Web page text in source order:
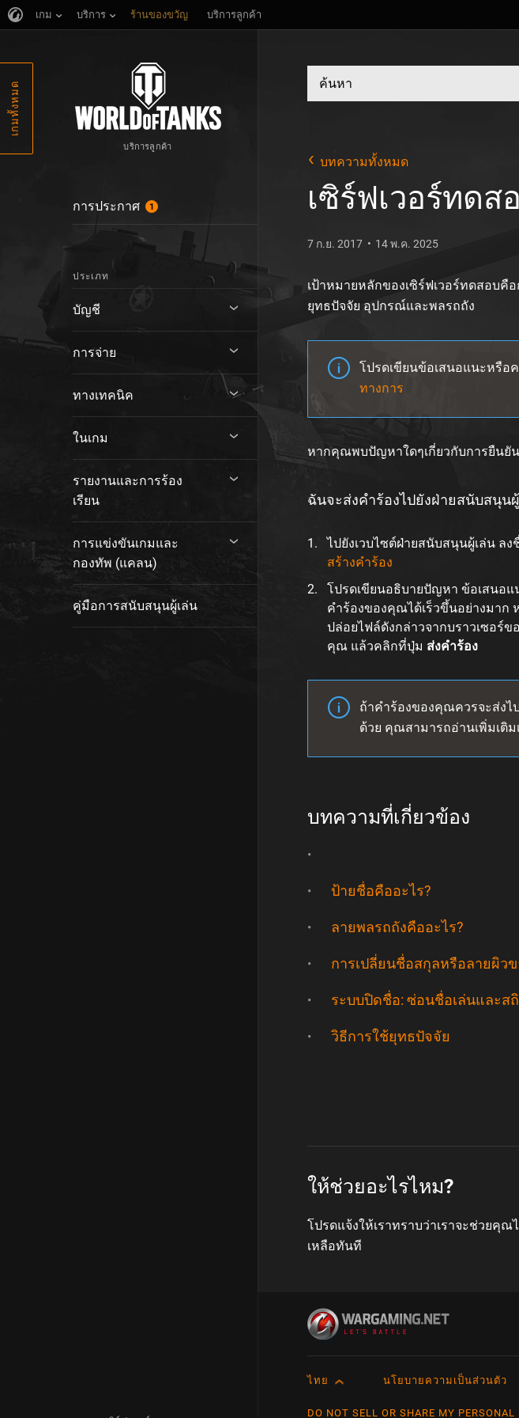
เกม บริการ ร้านของขวัญ บริการลูกค้า
เกมทั้งหมด
บริการลูกค้า
การประกาศ 1
ประเภท
บัญชี
การจ่าย
ทางเทคนิค
ในเกม
รายงานและการร้อง
เรียน
การแข่งขันเกมและ
กองทัพ (แคลน)
คู่มือการสนับสนุนผู้เล่น
บทความทั้งหมด
เซิร์ฟเวอร์ทดส
7 ก.ย. 2017 14 พ.ค. 2025
เป้าหมายหลักของเซิร์ฟเวอร์ทดสอบคื
ยุทธปัจจัย อุปกรณ์และพลรถถัง
โปรดเขียนข้อเสนอแนะหรือ
ทางการ
หากคุณพบปัญหาใดๆเกี่ยวกับการยืนยั
ฉันจะส่งคำร้องไปยังฝ่ายสนับสนุน
ไปยังเวบไซต์ฝ่ายสนับสนุนผู้เล่น ล
สร้างคำร้อง
โปรดเขียนอธิบายปัญหา ข้อเสนอ
คำร้องของคุณได้เร็วขึ้นอย่างมาก
ปล่อยไฟล์ดังกล่าวจากบราวเซอร์
คุณ แล้วคลิกที่ปุ่ม ส่งคำร้อง
ถ้าคำร้องของคุณควรจะส่งไ
ด้วย คุณสามารถอ่านเพิ่มเติ
บทความที่เกี่ยวข้อง
ป้ายชื่อคืออะไร?
ลายพลรถถังคืออะไร?
การเปลี่ยนชื่อสกุลหรือลายผิว
ระบบปิดชื่อ: ซ่อนชื่อเล่นและส
วิธีการใช้ยุทธปัจจัย
ให้ช่วยอะไรไหม?
โปรดแจ้งให้เราทราบว่าเราจะช่วยคุ
เหลือทันที
ไทย นโยบายความเป็นส่วนตัว
DO NOT SELL OR SHARE MY